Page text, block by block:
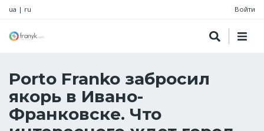
ua | ru Войти
Porto Franko забросил
якорь в Ивано-
Франковске. Что